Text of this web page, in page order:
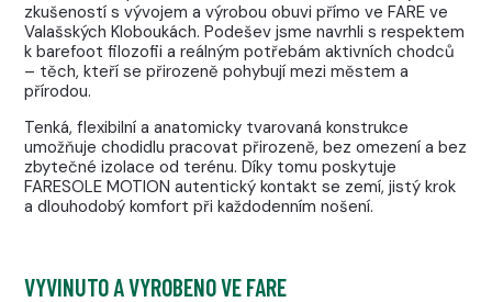
zkušeností s vývojem a výrobou obuvi přímo ve FARE ve
Valašských Kloboukách. Podešev jsme navrhli s respektem
k barefoot filozofii a reálným potřebám aktivních chodců
– těch, kteří se přirozeně pohybují mezi městem a
přírodou.
Tenká, flexibilní a anatomicky tvarovaná konstrukce
umožňuje chodidlu pracovat přirozeně, bez omezení a bez
zbytečné izolace od terénu. Díky tomu poskytuje
FARESOLE MOTION autentický kontakt se zemí, jistý krok
a dlouhodobý komfort při každodenním nošení.
VYVINUTO A VYROBENO VE FARE